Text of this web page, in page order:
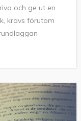
och ge ut en
krävs förutom